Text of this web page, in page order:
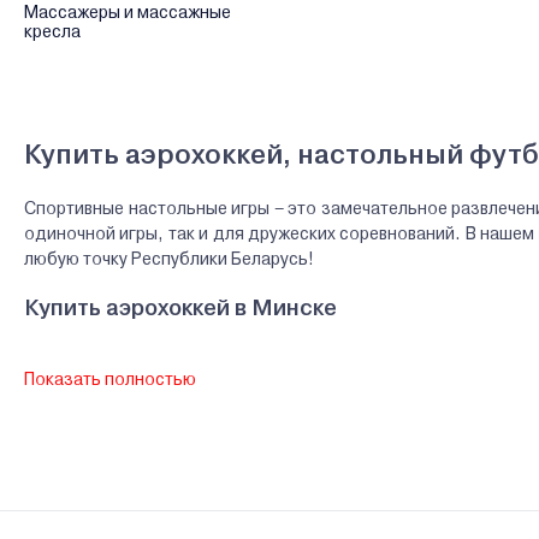
Массажеры и массажные
кресла
Купить аэрохоккей, настольный
Спортивные настольные игры – это замечательное
одиночной игры, так и для дружеских соревнований. В
любую точку Республики Беларусь!
Купить аэрохоккей в Минске
небольшими отверстиями для подачи воздуха, которые
можете купить детский аэрохоккей походящего размера с
Показать полностью